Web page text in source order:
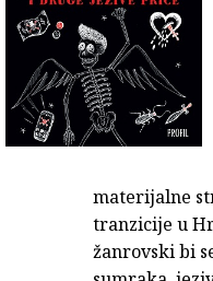
materijalne
tranzicije u
žanrovski bi